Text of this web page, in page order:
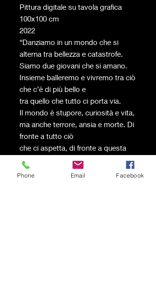
Pittura digitale su tavola grafica
100x100 cm
2022
“Danziamo in un mondo che si
alterna tra bellezza e catastrofe.
Siamo due giovani che si amano.
Insieme balleremo e vivremo tra ciò
che c’è di più bello e
tra quello che tutto ci porta via.
Il mondo è stupore, curiosità e vita,
ma anche terrore, ansia e morte. Di
fronte a tutto ciò
che ci aspetta, di fronte a questa
lunga vita, non lascerò mai le
persone che amo”.
Phone Email Facebook